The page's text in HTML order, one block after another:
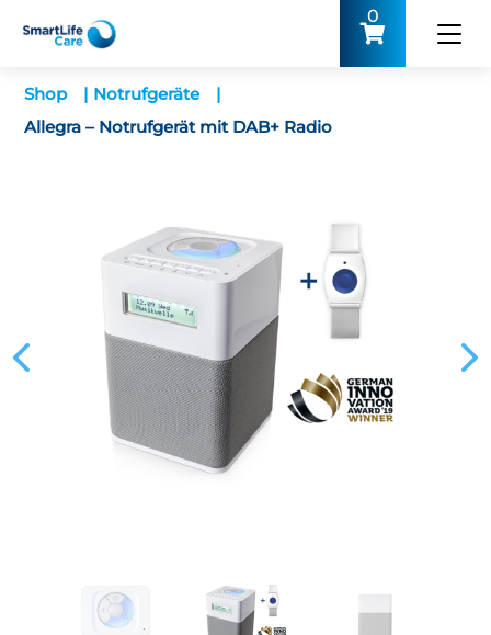
0
Shop | Notrufgeräte
|
Allegra – Notrufgerät mit DAB+ Radio